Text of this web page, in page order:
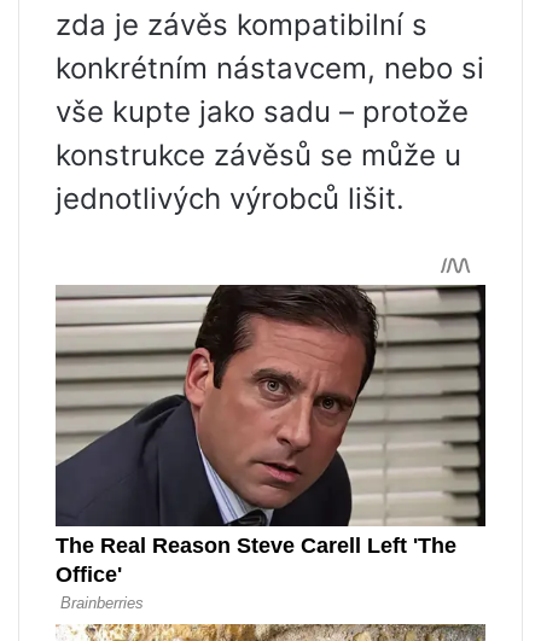
zda je závěs kompatibilní s
konkrétním nástavcem, nebo si
vše kupte jako sadu – protože
konstrukce závěsů se může u
jednotlivých výrobců lišit.